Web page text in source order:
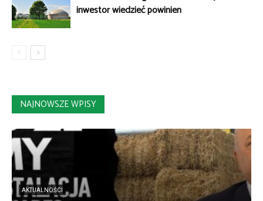
inwestor wiedzieć powinien
NAJNOWSZE WPISY
AKTUALNOŚCI